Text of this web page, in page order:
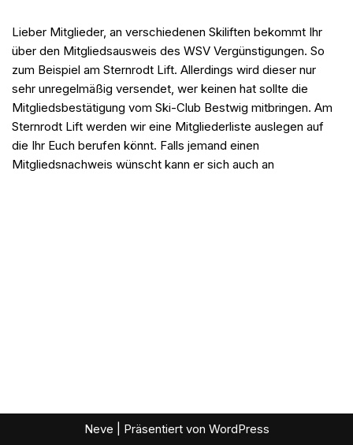
Lieber Mitglieder, an verschiedenen Skiliften bekommt Ihr
über den Mitgliedsausweis des WSV Vergünstigungen. So
zum Beispiel am Sternrodt Lift. Allerdings wird dieser nur
sehr unregelmäßig versendet, wer keinen hat sollte die
Mitgliedsbestätigung vom Ski-Club Bestwig mitbringen. Am
Sternrodt Lift werden wir eine Mitgliederliste auslegen auf
die Ihr Euch berufen könnt. Falls jemand einen
Mitgliedsnachweis wünscht kann er sich auch an
Neve | Präsentiert von WordPress